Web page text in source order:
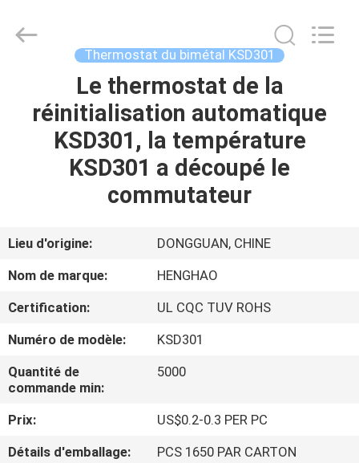
APERÇU
PRODUITS
A
DE
NOUS
VISITE
D'USINE
Hao
Electric
Thermostat du bimétal KSD301
Le thermostat de la
réinitialisation automatique
KSD301, la température
KSD301 a découpé le
commutateur
Lieu d'origine:
DONGGUAN, CHINE
Nom de marque:
HENGHAO
Certification:
UL CQC TUV ROHS
Numéro de modèle:
KSD301
Quantité de
commande min:
5000
Prix:
US$0.2-0.3 PER PC
Détails d'emballage:
PCS 1650 PAR CARTON